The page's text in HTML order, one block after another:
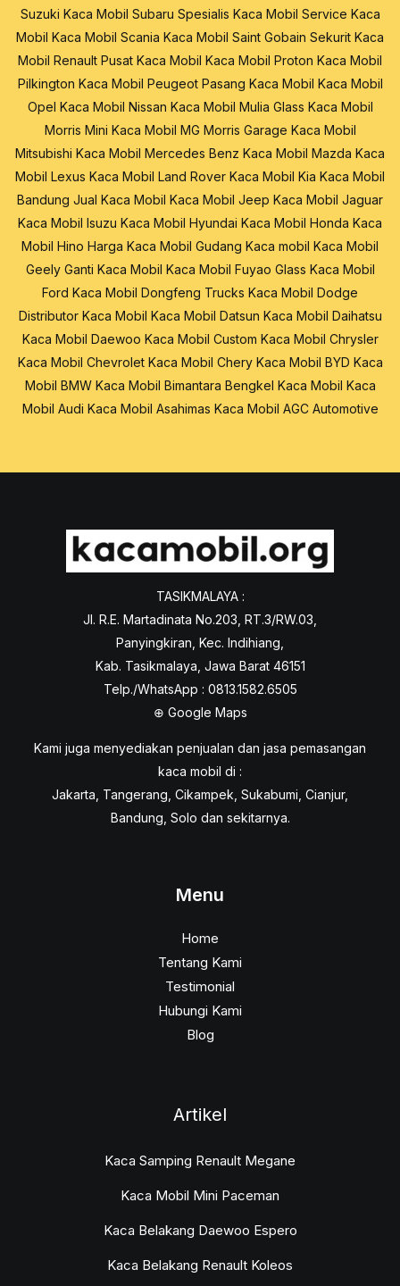
Suzuki Kaca Mobil Subaru Spesialis Kaca Mobil Service Kaca
Mobil Kaca Mobil Scania Kaca Mobil Saint Gobain Sekurit Kaca
Mobil Renault Pusat Kaca Mobil Kaca Mobil Proton Kaca Mobil
Pilkington Kaca Mobil Peugeot Pasang Kaca Mobil Kaca Mobil
Opel Kaca Mobil Nissan Kaca Mobil Mulia Glass Kaca Mobil
Morris Mini Kaca Mobil MG Morris Garage Kaca Mobil
Mitsubishi Kaca Mobil Mercedes Benz Kaca Mobil Mazda Kaca
Mobil Lexus Kaca Mobil Land Rover Kaca Mobil Kia Kaca Mobil
Bandung Jual Kaca Mobil Kaca Mobil Jeep Kaca Mobil Jaguar
Kaca Mobil Isuzu Kaca Mobil Hyundai Kaca Mobil Honda Kaca
Mobil Hino Harga Kaca Mobil Gudang Kaca mobil Kaca Mobil
Geely Ganti Kaca Mobil Kaca Mobil Fuyao Glass Kaca Mobil
Ford Kaca Mobil Dongfeng Trucks Kaca Mobil Dodge
Distributor Kaca Mobil Kaca Mobil Datsun Kaca Mobil Daihatsu
Kaca Mobil Daewoo Kaca Mobil Custom Kaca Mobil Chrysler
Kaca Mobil Chevrolet Kaca Mobil Chery Kaca Mobil BYD Kaca
Mobil BMW Kaca Mobil Bimantara Bengkel Kaca Mobil Kaca
Mobil Audi Kaca Mobil Asahimas Kaca Mobil AGC Automotive
TASIKMALAYA :
Jl. R.E. Martadinata No.203, RT.3/RW.03,
Panyingkiran, Kec. Indihiang,
Kab. Tasikmalaya, Jawa Barat 46151
Telp./WhatsApp : 0813.1582.6505
⊕ Google Maps
Kami juga menyediakan penjualan dan jasa pemasangan
kaca mobil di :
Jakarta, Tangerang, Cikampek, Sukabumi, Cianjur,
Bandung, Solo dan sekitarnya.
Menu
Home
Tentang Kami
Testimonial
Hubungi Kami
Blog
Artikel
Kaca Samping Renault Megane
Kaca Mobil Mini Paceman
Kaca Belakang Daewoo Espero
Kaca Belakang Renault Koleos